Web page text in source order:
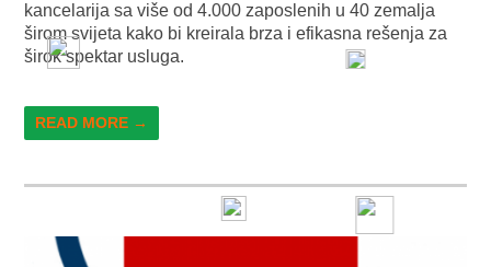
kancelarija sa više od 4.000 zaposlenih u 40 zemalja
širom svijeta kako bi kreirala brza i efikasna rešenja za
širok spektar usluga.
READ MORE →